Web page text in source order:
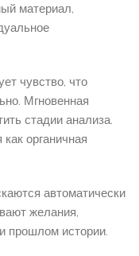
материал,
чувство, что
Мгновенная
стадии анализа.
органичная
автоматически
желания,
прошлом истории.